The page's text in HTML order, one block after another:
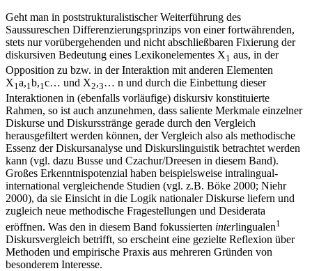
Geht man in poststrukturalistischer Weiterführung des
Saussureschen Differenzierungsprinzips von einer fortwährenden,
stets nur vorübergehenden und nicht abschließbaren Fixierung der
diskursiven Bedeutung eines Lexikonelementes X1 aus, in der
Opposition zu bzw. in der Interaktion mit anderen Elementen
X1a,1b,1c… und X2,3… n und durch die Einbet­tung dieser
Interaktionen in (ebenfalls vorläufige) diskursiv konstituierte
Rahmen, so ist auch anzunehmen, dass saliente Merkmale einzelner
Diskurse und Diskursstränge gerade durch den Vergleich
herausgefiltert werden können, der Vergleich also als methodische
Essenz der Diskursanalyse und Diskurslinguistik betrachtet werden
kann (vgl. dazu Busse und Czachur/Dreesen in diesem Band).
Großes Erkenntnispotenzial haben beispielsweise intralingual-
international vergleichende Studien (vgl. z.B. Böke 2000; Niehr
2000), da sie Einsicht in die Logik nationaler Diskurse liefern und
zugleich neue methodische Fragestellungen und Desiderata
eröffnen. Was den in diesem Band fokussierten interlingualen1
Diskursvergleich betrifft, so erscheint eine gezielte Reflexion über
Methoden und empirische Praxis aus mehreren Gründen von
besonderem Interesse.